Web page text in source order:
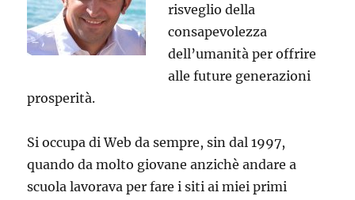
risveglio della
consapevolezza
dell’umanità per offrire
alle future generazioni
prosperità.
Si occupa di Web da sempre, sin dal 1997,
quando da molto giovane anzichè andare a
scuola lavorava per fare i siti ai miei primi